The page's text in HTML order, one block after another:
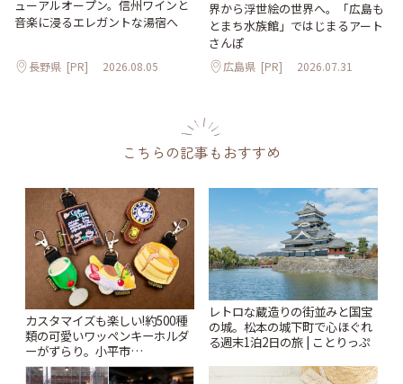
ューアルオープン。信州ワインと
音楽に浸るエレガントな湯宿へ
長野県 [PR] 2026.08.05
界から浮世絵の世界へ。「広島も
とまち水族館」ではじまるアート
さんぽ
広島県 [PR] 2026.07.31
こちらの記事もおすすめ
カスタマイズも楽しい!約500種
類の可愛いワッペンキーホルダ
ーがずらり。小平市
「Kimamaya T&K」 | ことりっ
レトロな蔵造りの街並みと国宝
の城。松本の城下町で心ほぐれ
る週末1泊2日の旅 | ことりっぷ